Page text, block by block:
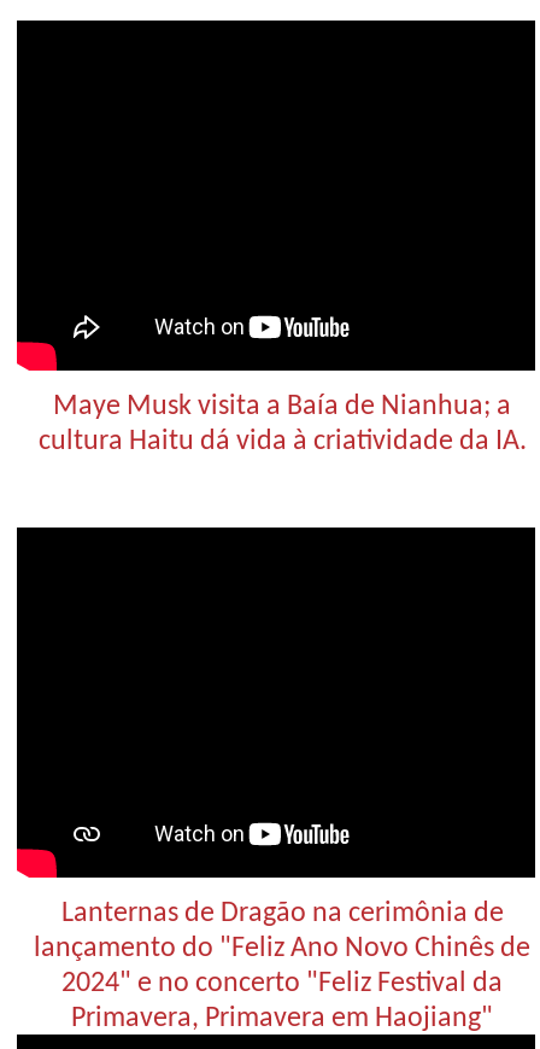
Maye Musk visita a Baía de Nianhua; a
cultura Haitu dá vida à criatividade da IA.
Lanternas de Dragão na cerimônia de
lançamento do "Feliz Ano Novo Chinês de
2024" e no concerto "Feliz Festival da
Primavera, Primavera em Haojiang"